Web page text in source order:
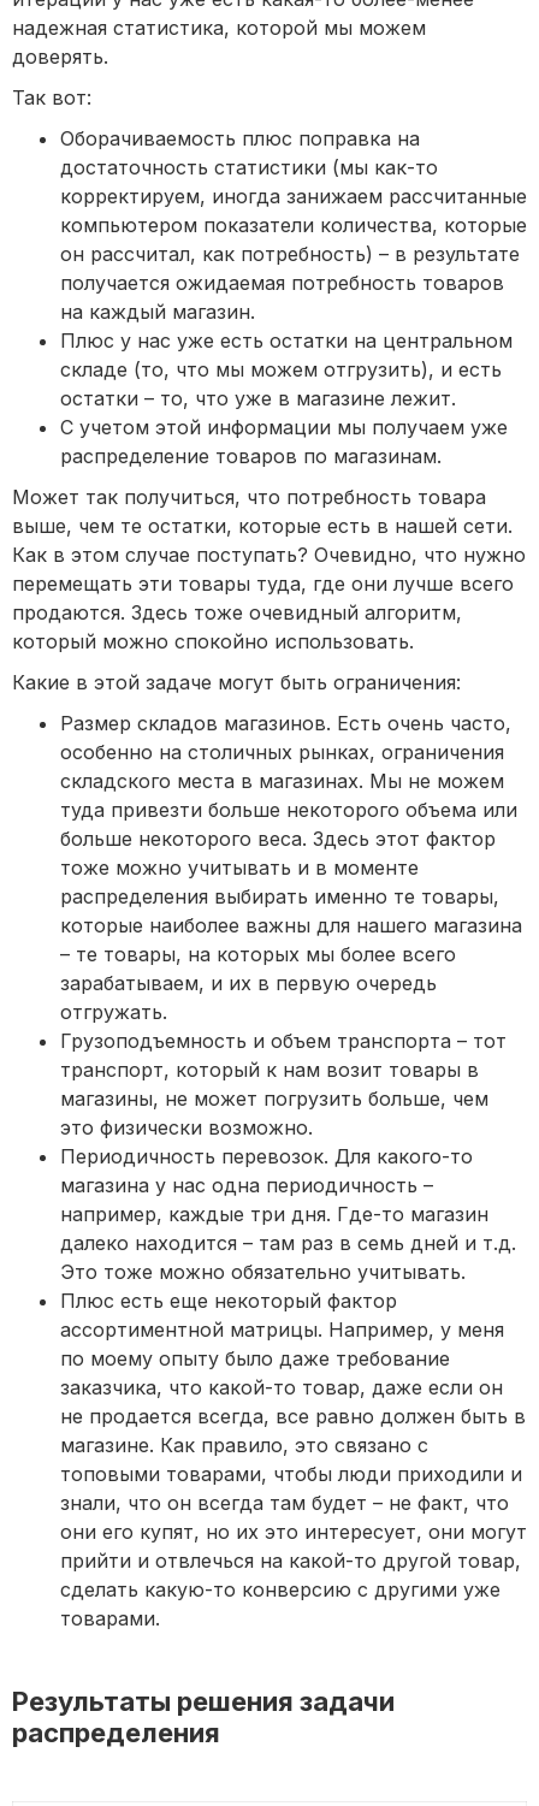
надежная статистика, которой мы можем
доверять.
Так вот:
Оборачиваемость плюс поправка на
достаточность статистики (мы как-то
корректируем, иногда занижаем рассчитанные
компьютером показатели количества, которые
он рассчитал, как потребность) – в результате
получается ожидаемая потребность товаров
на каждый магазин.
Плюс у нас уже есть остатки на центральном
складе (то, что мы можем отгрузить), и есть
остатки – то, что уже в магазине лежит.
С учетом этой информации мы получаем уже
распределение товаров по магазинам.
Может так получиться, что потребность товара
выше, чем те остатки, которые есть в нашей сети.
Как в этом случае поступать? Очевидно, что нужно
перемещать эти товары туда, где они лучше всего
продаются. Здесь тоже очевидный алгоритм,
который можно спокойно использовать.
Какие в этой задаче могут быть ограничения:
Размер складов магазинов. Есть очень часто,
особенно на столичных рынках, ограничения
складского места в магазинах. Мы не можем
туда привезти больше некоторого объема или
больше некоторого веса. Здесь этот фактор
тоже можно учитывать и в моменте
распределения выбирать именно те товары,
которые наиболее важны для нашего магазина
– те товары, на которых мы более всего
зарабатываем, и их в первую очередь
отгружать.
Грузоподъемность и объем транспорта – тот
транспорт, который к нам возит товары в
магазины, не может погрузить больше, чем
это физически возможно.
Периодичность перевозок. Для какого-то
магазина у нас одна периодичность –
например, каждые три дня. Где-то магазин
далеко находится – там раз в семь дней и т.д.
Это тоже можно обязательно учитывать.
Плюс есть еще некоторый фактор
ассортиментной матрицы. Например, у меня
по моему опыту было даже требование
заказчика, что какой-то товар, даже если он
не продается всегда, все равно должен быть в
магазине. Как правило, это связано с
топовыми товарами, чтобы люди приходили и
знали, что он всегда там будет – не факт, что
они его купят, но их это интересует, они могут
прийти и отвлечься на какой-то другой товар,
сделать какую-то конверсию с другими уже
товарами.
Результаты решения задачи
распределения